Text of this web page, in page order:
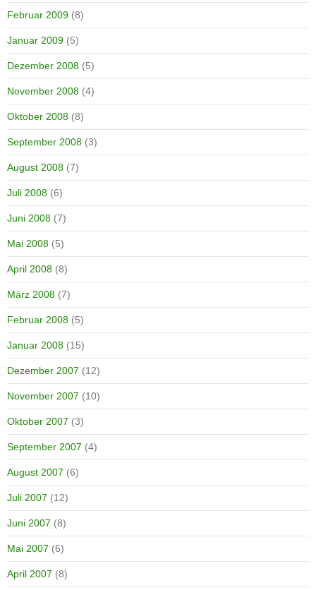
Februar 2009 (8)
Januar 2009 (5)
Dezember 2008 (5)
November 2008 (4)
Oktober 2008 (8)
September 2008 (3)
August 2008 (7)
Juli 2008 (6)
Juni 2008 (7)
Mai 2008 (5)
April 2008 (8)
März 2008 (7)
Februar 2008 (5)
Januar 2008 (15)
Dezember 2007 (12)
November 2007 (10)
Oktober 2007 (3)
September 2007 (4)
August 2007 (6)
Juli 2007 (12)
Juni 2007 (8)
Mai 2007 (6)
April 2007 (8)